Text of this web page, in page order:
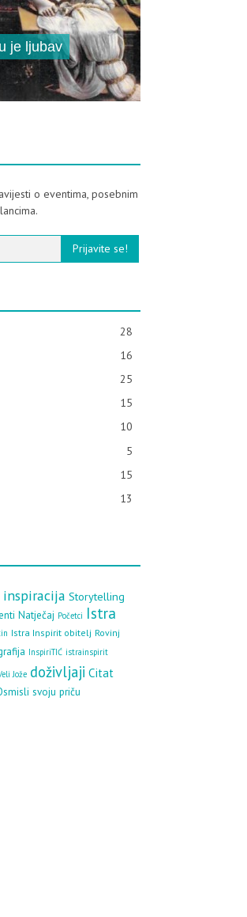
je ljubav
o eventima, posebnim
28
16
25
15
10
5
15
13
inspiracija Storytelling
Natječaj Početci Istra
Istra Inspirit obitelj Rovinj
InspiriTIĆ istrainspirit
Jože doživljaji Citat
svoju priču